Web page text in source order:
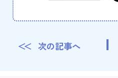
次の記事へ